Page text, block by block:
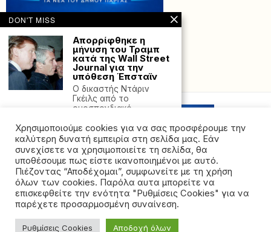
Powered with by Hostville”)
©2026 - All rights reserved. Απαγορεύεται ρητά η
αναδημοσίευση χωρίς προηγούμενη έγγραφη άδεια
Χρησιμοποιούμε cookies για να σας προσφέρουμε την
καλύτερη δυνατή εμπειρία στη σελίδα μας. Εάν
συνεχίσετε να χρησιμοποιείτε τη σελίδα, θα
υποθέσουμε πως είστε ικανοποιημένοι με αυτό.
Πιέζοντας “Αποδέχομαι”, συμφωνείτε με τη χρήση
όλων των cookies. Παρόλα αυτα μπορείτε να
επισκεφθείτε την ενότητα "Ρυθμίσεις Cookies" για να
παρέχετε προσαρμοσμένη συναίνεση.
Ρυθμίσεις Cookies Αποδοχή όλων
DON'T MISS
Απορρίφθηκε η
μήνυση του Τραμπ
κατά της Wall Street
Journal για την
υπόθεση Έπσταϊν
Ο δικαστής Ντάριν
Γκέιλς από το
ομοσπονδιακό
Παιδικές
κατασκηνώσεις
ΔΥΠΑ: Ξεκινούν
αύριο οι αιτήσεις για
τις 70.000 επιταγές
Η επιλογή των
δικαιούχων βασίζεται
στη μοριοδότηση
κριτηρίων με